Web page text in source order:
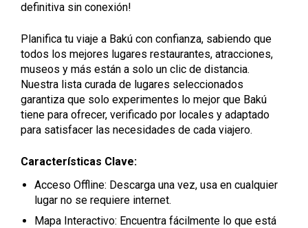
definitiva sin conexión!
Planifica tu viaje a Bakú con confianza, sabiendo que
todos los mejores lugares restaurantes, atracciones,
museos y más están a solo un clic de distancia.
Nuestra lista curada de lugares seleccionados
garantiza que solo experimentes lo mejor que Bakú
tiene para ofrecer, verificado por locales y adaptado
para satisfacer las necesidades de cada viajero.
Características Clave:
Acceso Offline: Descarga una vez, usa en cualquier
lugar no se requiere internet.
Mapa Interactivo: Encuentra fácilmente lo que está